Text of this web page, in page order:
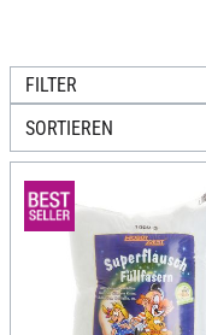
FILTER
SORTIEREN